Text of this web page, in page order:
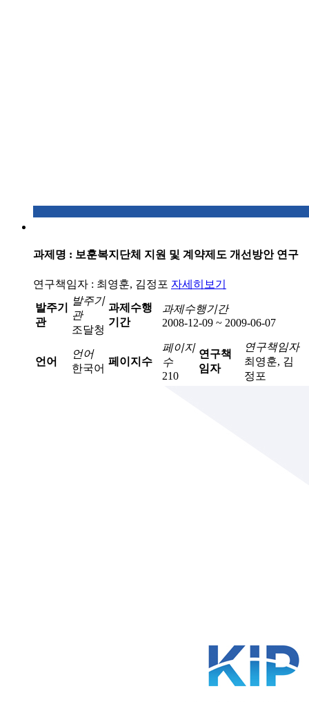
과제명 : 보훈복지단체 지원 및 계약제도 개선방안 연구
연구책임자 : 최영훈, 김정포 자세히보기
발주기
관
발주기
관
조달청
과제수행
기간
과제수행기간
2008-12-09 ~ 2009-06-07
언어
언어
한국어
페이지수
페이지
수
210
연구책
임자
연구책임자
최영훈, 김
정포